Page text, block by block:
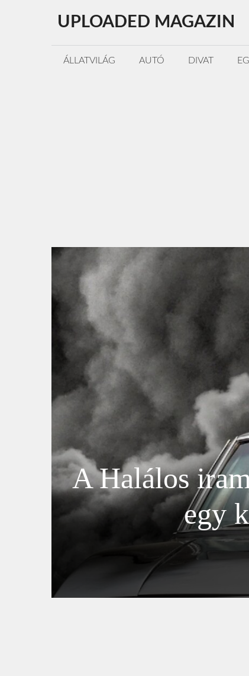
tartalomba
UPLOADED MAGAZIN
ÁLLATVILÁG AUTÓ DIVAT
A Halálos
egy